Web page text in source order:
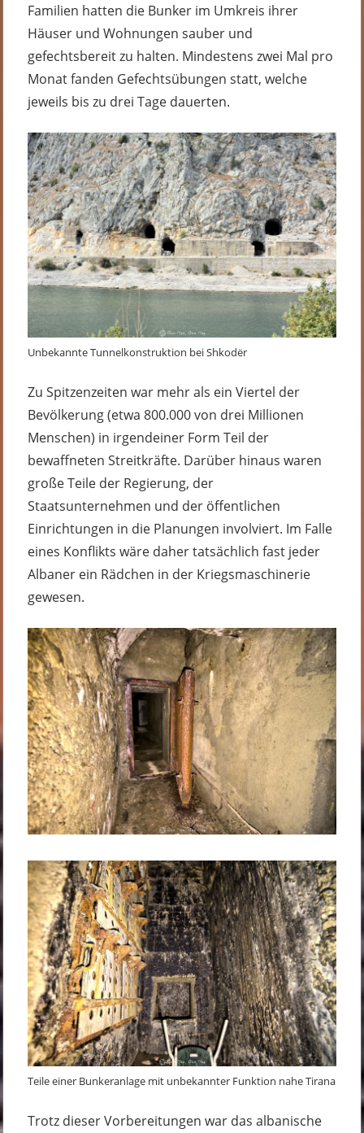
Familien hatten die Bunker im Umkreis ihrer
Häuser und Wohnungen sauber und
gefechtsbereit zu halten. Mindestens zwei Mal pro
Monat fanden Gefechtsübungen statt, welche
jeweils bis zu drei Tage dauerten.
Unbekannte Tunnelkonstruktion bei Shkodër
Zu Spitzenzeiten war mehr als ein Viertel der
Bevölkerung (etwa 800.000 von drei Millionen
Menschen) in irgendeiner Form Teil der
bewaffneten Streitkräfte. Darüber hinaus waren
große Teile der Regierung, der
Staatsunternehmen und der öffentlichen
Einrichtungen in die Planungen involviert. Im Falle
eines Konflikts wäre daher tatsächlich fast jeder
Albaner ein Rädchen in der Kriegsmaschinerie
gewesen.
Teile einer Bunkeranlage mit unbekannter Funktion nahe Tirana
Trotz dieser Vorbereitungen war das albanische